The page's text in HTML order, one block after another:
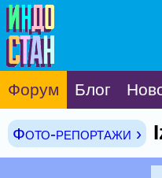
Форум Блог
Фото-репортажи ›